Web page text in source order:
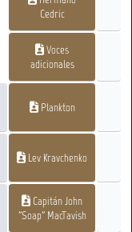
Cedric
Voces
adicionales
Plankton
Lev Kravchenko
Capitán John
"Soap" MacTavish